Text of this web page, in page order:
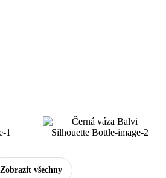
Zobrazit všechny